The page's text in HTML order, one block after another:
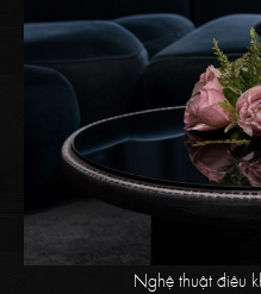
Nghệ thuật điêu